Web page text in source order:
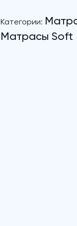
Категории:
Матрасы Soft